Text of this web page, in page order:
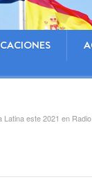
este 2021 en